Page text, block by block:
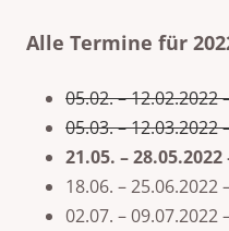
Alle Termine für
05.02. – 12.02.2022
05.03. – 12.03.2022
21.05. –
18.06. – 25.06.2022
02.07. – 09.07.2022